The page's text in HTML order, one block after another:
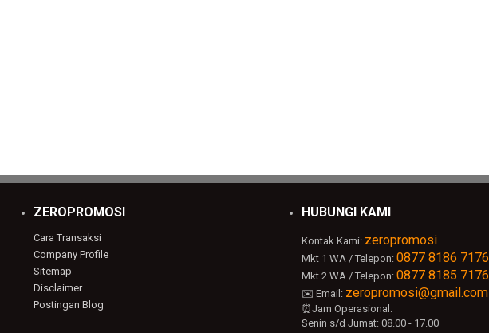
ZEROPROMOSI
Cara Transaksi
Company Profile
Sitemap
Disclaimer
Postingan Blog
HUBUNGI KAMI
Kontak Kami: zeropromosi
Mkt 1 WA / Telepon: 0877 8186 7176
Mkt 2 WA / Telepon: 0877 8185 7176
✉️ Email: zeropromosi@gmail.com
⏰Jam Operasional:
Senin s/d Jumat: 08.00 - 17.00